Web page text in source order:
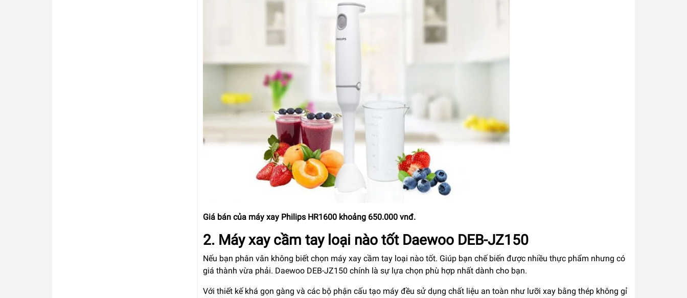
Giá bán của máy xay Philips HR1600 khoảng 650.000 vnđ.
2. Máy xay cầm tay loại nào tốt Daewoo DEB-JZ150
Nếu bạn phân vân không biết chọn máy xay cầm tay loại nào tốt. Giúp bạn chế biến được nhiều thực phẩm nhưng có
giá thành vừa phải. Daewoo DEB-JZ150 chính là sự lựa chọn phù hợp nhất dành cho bạn.
Với thiết kế khá gọn gàng và các bộ phận cấu tạo máy đều sử dụng chất liệu an toàn như lưỡi xay bằng thép không gỉ